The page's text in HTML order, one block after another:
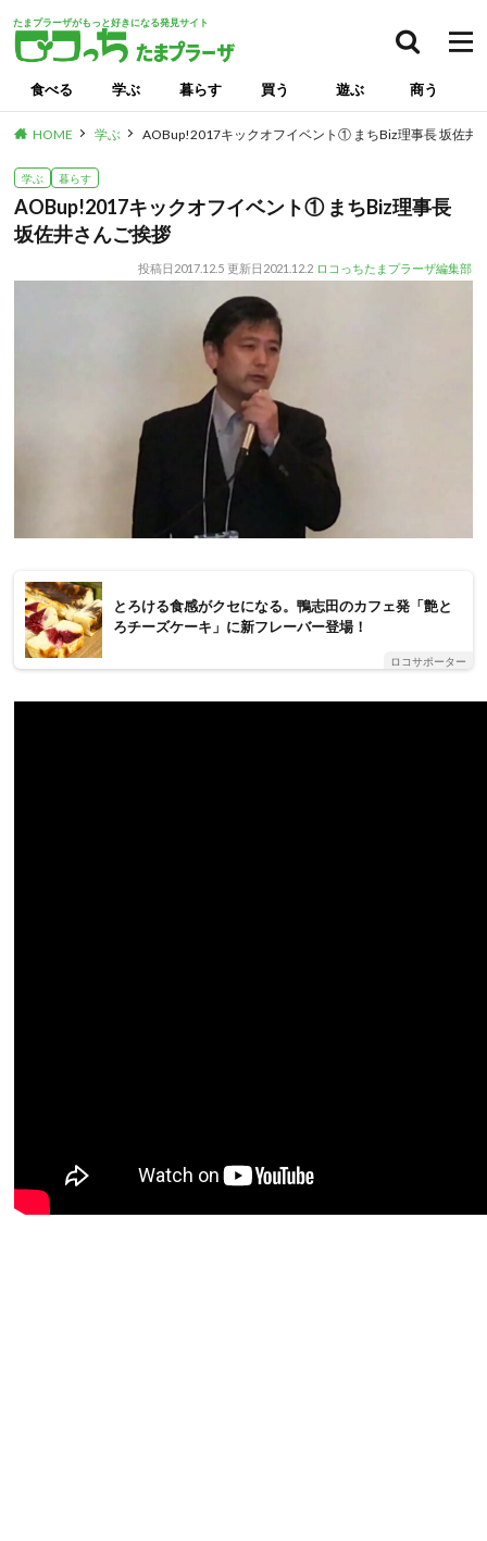
たまプラーザがもっと好きになる発見サイト
食べる 学ぶ 暮らす 買う 遊ぶ 商う
HOME 学ぶ AOBup!2017キックオフイベント① まちBiz理事長 坂佐井
学ぶ 暮らす
AOBup!2017キックオフイベント① まちBiz理事長
坂佐井さんご挨拶
投稿日 2017.12.5 更新日 2021.12.2 ロコっちたまプラーザ編集部
とろける食感がクセになる。鴨志田のカフェ発「艶と
ろチーズケーキ」に新フレーバー登場！
ロコサポーター